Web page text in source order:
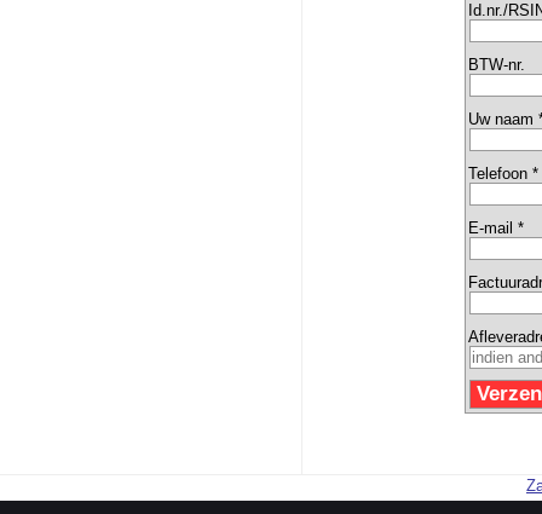
Id.nr./
BTW-nr.
Uw naam
Telefoon *
E-mail *